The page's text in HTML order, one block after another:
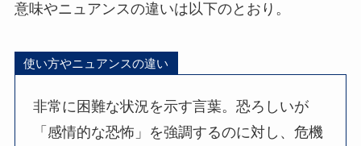
意味やニュアンスの違いは以下のとおり。
使い方やニュアンスの違い
非常に困難な状況を示す言葉。恐ろしいが
「感情的な恐怖」を強調するのに対し、危機